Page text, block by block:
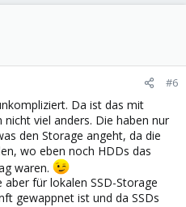
#6
Da ist das mit
viel anders. Die haben nur
den Storage angeht, da die
wo eben noch HDDs das
waren.
für lokalen SSD-Storage
gewappnet ist und da SSDs